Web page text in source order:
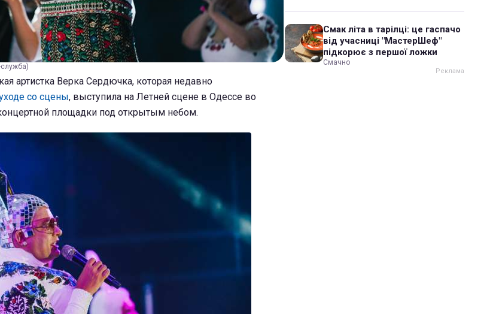
артистка Верка Сердючка, которая недавно
со сцены, выступила на Летней сцене в Одессе во
площадки под открытым небом.
Смак літа в тарілці: це гаспачо
від учасниці "МастерШеф"
підкорює з першої ложки
Смачно